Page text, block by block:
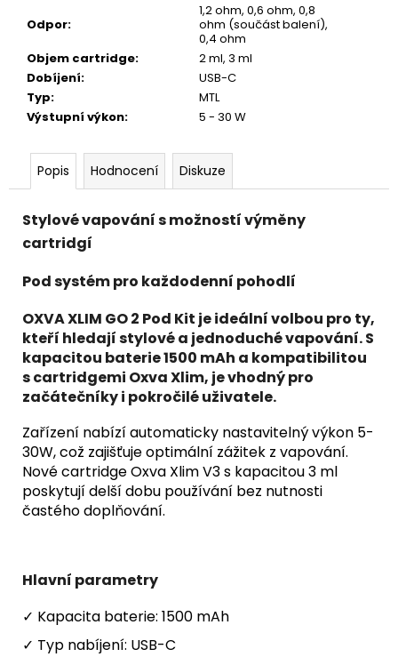
Odpor:
1,2 ohm, 0,6 ohm, 0,8
ohm (součást balení),
0,4 ohm
Objem cartridge:
2 ml, 3 ml
Dobíjení:
USB-C
Typ:
MTL
Výstupní výkon: 5 - 30 W
Popis Hodnocení Diskuze
Stylové vapování s možností výměny
cartridgí
Pod systém pro každodenní pohodlí
OXVA XLIM GO 2 Pod Kit je ideální volbou pro ty,
kteří hledajístylovéa jednoduchévapování. S
kapacitou baterie 1500 mAh a kompatibilitou
s cartridgemi Oxva Xlim, je vhodný pro
začátečníky i pokročilé uživatele.
Zařízení nabízí automaticky nastavitelný výkon 5-
30W, což zajišťuje optimální zážitek z vapování.
Nové cartridge Oxva Xlim V3 s kapacitou 3 ml
poskytují delší dobu používání bez nutnosti
častého doplňování.
Hlavní parametry
✓ Kapacita baterie: 1500 mAh
✓ Typ nabíjení: USB-C